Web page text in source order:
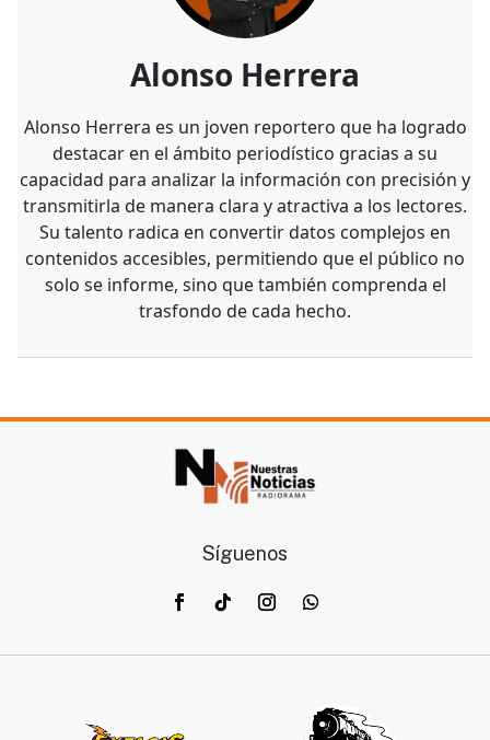
Alonso Herrera
Alonso Herrera es un joven reportero que ha logrado
destacar en el ámbito periodístico gracias a su
capacidad para analizar la información con precisión y
transmitirla de manera clara y atractiva a los lectores.
Su talento radica en convertir datos complejos en
contenidos accesibles, permitiendo que el público no
solo se informe, sino que también comprenda el
trasfondo de cada hecho.
Síguenos